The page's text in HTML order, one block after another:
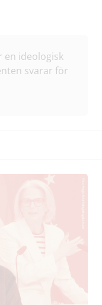
en ideologisk
svarar för